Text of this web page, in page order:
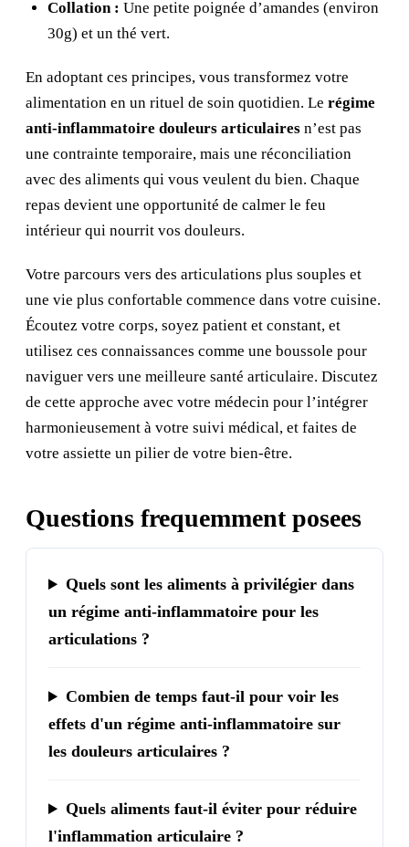
Collation : Une petite poignée d’amandes (environ
30g) et un thé vert.
En adoptant ces principes, vous transformez votre
alimentation en un rituel de soin quotidien. Le régime
anti-inflammatoire douleurs articulaires n’est pas
une contrainte temporaire, mais une réconciliation
avec des aliments qui vous veulent du bien. Chaque
repas devient une opportunité de calmer le feu
intérieur qui nourrit vos douleurs.
Votre parcours vers des articulations plus souples et
une vie plus confortable commence dans votre cuisine.
Écoutez votre corps, soyez patient et constant, et
utilisez ces connaissances comme une boussole pour
naviguer vers une meilleure santé articulaire. Discutez
de cette approche avec votre médecin pour l’intégrer
harmonieusement à votre suivi médical, et faites de
votre assiette un pilier de votre bien-être.
Questions frequemment posees
Quels sont les aliments à privilégier dans
un régime anti-inflammatoire pour les
articulations ?
Combien de temps faut-il pour voir les
effets d'un régime anti-inflammatoire sur
les douleurs articulaires ?
Quels aliments faut-il éviter pour réduire
l'inflammation articulaire ?